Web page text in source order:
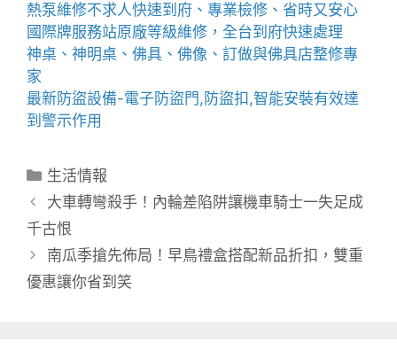
熱泵維修不求人快速到府、專業檢修、省時又安心
國際牌服務站原廠等級維修，全台到府快速處理
神桌、 神明桌 、 佛具 、佛像、訂做與佛具店整修專
家
最新防盜設備-電子防盜門, 防盜扣 ,智能安裝有效達
到警示作用
分
類
生活情報
大車轉彎殺手！內輪差陷阱讓機車騎士一失足成
千古恨
南瓜季搶先佈局！早鳥禮盒搭配新品折扣，雙重
優惠讓你省到笑